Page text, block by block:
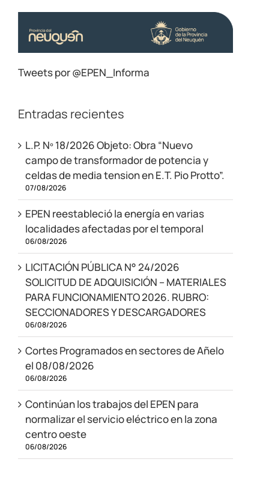
Tweets por @EPEN_Informa
Entradas recientes
L.P. Nº 18/2026 Objeto: Obra “Nuevo
campo de transformador de potencia y
celdas de media tension en E.T. Pio Protto”.
07/08/2026
EPEN reestableció la energía en varias
localidades afectadas por el temporal
06/08/2026
LICITACIÓN PÚBLICA N° 24/2026
SOLICITUD DE ADQUISICIÓN – MATERIALES
PARA FUNCIONAMIENTO 2026. RUBRO:
SECCIONADORES Y DESCARGADORES
06/08/2026
Cortes Programados en sectores de Añelo
el 08/08/2026
06/08/2026
Continúan los trabajos del EPEN para
normalizar el servicio eléctrico en la zona
centro oeste
06/08/2026